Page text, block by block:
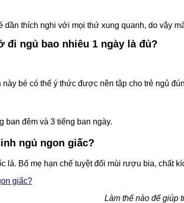
dần thích nghi với mọi thứ xung quanh, do vậy
ngủ bao nhiêu 1 ngày là đủ?
này bé có thể ý thức được nên tập cho trẻ ngủ
ban đêm và 3 tiếng ban ngày.
ngủ ngon giấc?
lá. Bố mẹ hạn chế tuyệt đối mùi rượu bia, chất
Làm thế nào để giúp